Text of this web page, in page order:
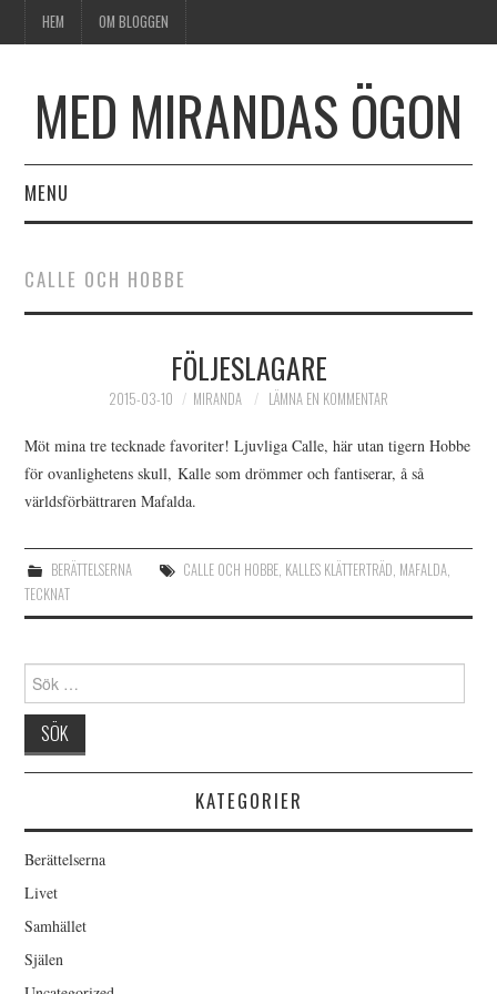
HEM OM BLOGGEN
MED MIRANDAS ÖGON
MENU
OM BLOGGEN
CALLE OCH HOBBE
FÖLJESLAGARE
2015-03-10 MIRANDA LÄMNA EN KOMMENTAR
Möt mina tre tecknade favoriter! Ljuvliga Calle, här utan tigern Hobbe
för ovanlighetens skull, Kalle som drömmer och fantiserar, å så
världsförbättraren Mafalda.
BERÄTTELSERNA CALLE OCH HOBBE, KALLES KLÄTTERTRÄD MAFALDA,
TECKNAT
efter:
KATEGORIER
Berättelserna
Livet
Samhället
Själen